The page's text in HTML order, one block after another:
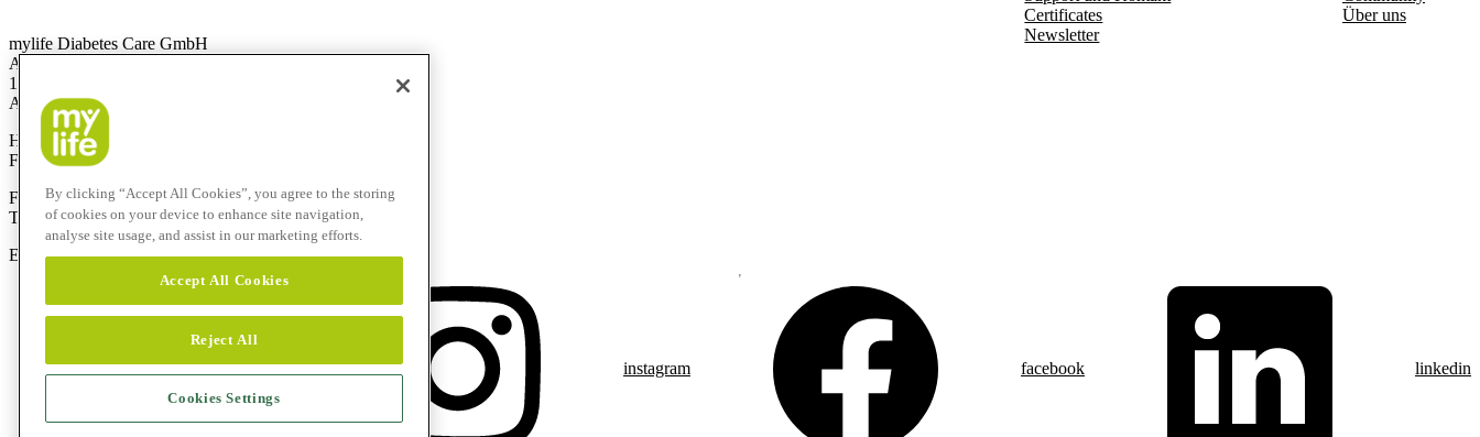
mylife Diabetes Care GmbH
Am Euro Platz 2
1120 Wien
Austria
Hotline:0800 300 304
Fax:+43 720 880 148
Für Anrufe aus dem Ausland:
Technik-Hotline:+43 720 882 805
E-Mail:service@mylife-diabetescare.at
Certificates
Newsletter
Über uns
instagram facebook linkedin
By clicking “Accept All Cookies”, you agree to the storing
of cookies on your device to enhance site navigation,
analyse site usage, and assist in our marketing efforts.
Accept All Cookies
Reject All
Cookies Settings